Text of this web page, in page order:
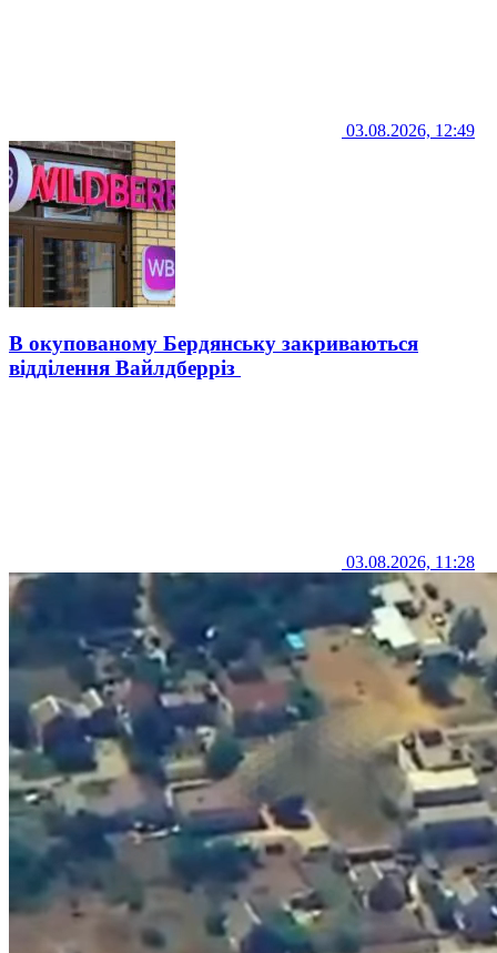
03.08.2026, 12:49
В окупованому Бердянську закриваються
відділення Вайлдберріз
03.08.2026, 11:28